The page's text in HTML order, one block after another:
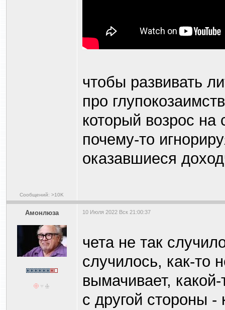
Сообщений: >10K
чтобы развивать
про
который возрос на
почему-то
оказавшиеся
Амонлюза 10 Июля 2022 Вск 21:00:37
чета не так
случилось, как-то
вымачивает,
с другой стороны